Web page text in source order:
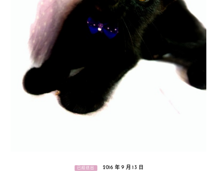
已經送出 2016 年 9 月 13 日